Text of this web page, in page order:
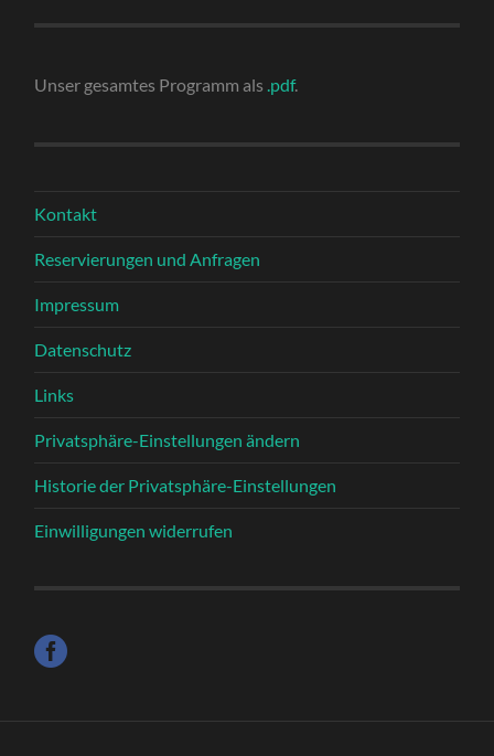
Unser gesamtes Programm als .pdf.
Kontakt
Reservierungen und Anfragen
Impressum
Datenschutz
Links
Privatsphäre-Einstellungen ändern
Historie der Privatsphäre-Einstellungen
Einwilligungen widerrufen